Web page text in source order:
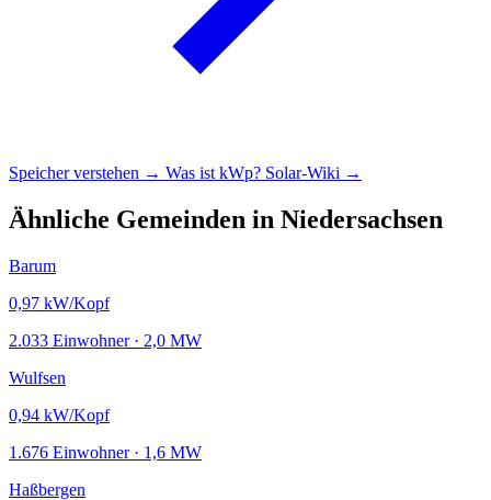
Speicher verstehen → Was ist kWp? Solar-Wiki →
Ähnliche Gemeinden in Niedersachsen
Barum
0,97 kW/Kopf
2.033 Einwohner · 2,0 MW
Wulfsen
0,94 kW/Kopf
1.676 Einwohner · 1,6 MW
Haßbergen